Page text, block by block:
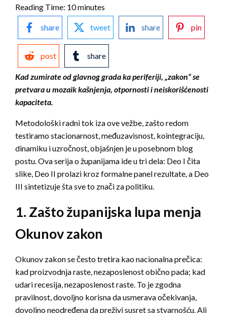
ogledalu:
Hrvatski
drugačije
–
Reading Time: 10minutes
share tweet share pin
post share
Kad zumirate od glavnog grada ka periferiji, „zakon“ se
pretvara u mozaik kašnjenja, otpornosti i neiskorišćenosti
kapaciteta.
Metodološki radni tok iza ove vežbe, zašto redom
testiramo stacionarnost, međuzavisnost, kointegraciju,
dinamiku i uzročnost, objašnjen je u posebnom blog
postu. Ova serija o županijama ide u tri dela: Deo I čita
slike, Deo II prolazi kroz formalne panel rezultate, a Deo
III sintetizuje šta sve to znači za politiku.
1. Zašto županijska lupa menja
Okunov zakon
Okunov zakon se često tretira kao nacionalna prečica:
kad proizvodnja raste, nezaposlenost obično pada; kad
udari recesija, nezaposlenost raste. To je zgodna
pravilnost, dovoljno korisna da usmerava očekivanja,
dovoljno neodređena da preživi susret sa stvarnošću. Ali